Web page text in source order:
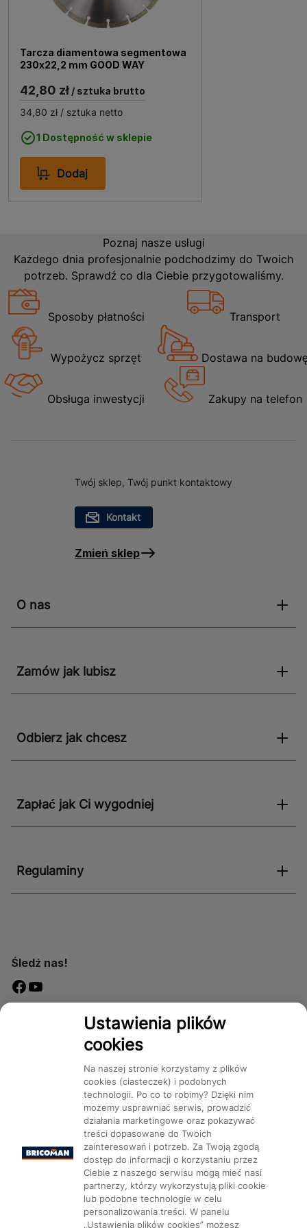
Tarcza diamentowa segmentowa
230x22,2 mm GOOD WAY
42,80 zł / sztuka brutto
34,80 zł / sztuka netto
1 Dostępność w sklepie
Dodaj
Poznaj nasze usługi
Każdego dnia profesjonalnie podchodzimy do Twoich
potrzeb. Sprawdź co dla Ciebie przygotowaliśmy.
Sposoby płatności Transport
Wypożycz sprzęt Dostawa na
Obsługa inwestycji Zakupy na telefon
Twój sklep, Twój punkt kontaktowy
Kontakt
Zmień sklep
O nas
Zamów jak lubisz
Odbierz jak chcesz
Zapłać jak Ci wygodniej
Regulaminy
Śledź nas!
Dostępność
Kategorie Produkty Marki CMS
Ustawienia plików cookie
Ustawienia plików
cookies
Na naszej stronie korzystamy z plików
cookies (ciasteczek) i podobnych
technologii. Po co to robimy? Dzięki nim
możemy usprawniać serwis, prowadzić
działania marketingowe oraz pokazywać
treści dopasowane do Twoich
zainteresowań i potrzeb. Za Twoją zgodą
dostęp do informacji o korzystaniu przez
Ciebie z naszego serwisu mogą mieć nasi
partnerzy, którzy wykorzystują pliki cookie
lub podobne technologie w celu
personalizowania treści. W panelu
„Ustawienia plików cookies” możesz